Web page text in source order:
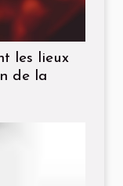
les lieux
de la